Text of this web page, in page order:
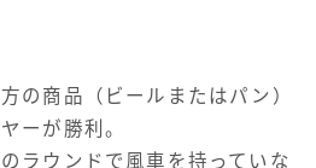
の商品（ビールまたはパン）
ーが勝利。
ラウンドで風車を持っていな